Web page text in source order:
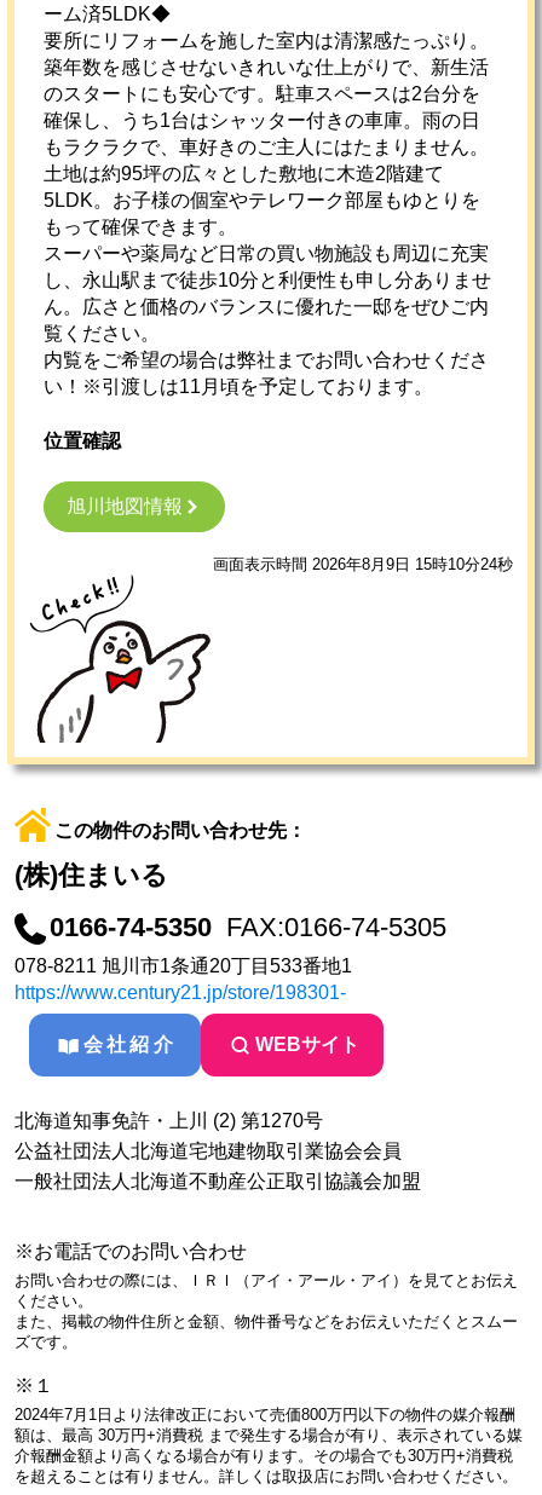
ーム済5LDK◆
要所にリフォームを施した室内は清潔感たっぷり。
築年数を感じさせないきれいな仕上がりで、新生活
のスタートにも安心です。駐車スペースは2台分を
確保し、うち1台はシャッター付きの車庫。雨の日
もラクラクで、車好きのご主人にはたまりません。
土地は約95坪の広々とした敷地に木造2階建て
5LDK。お子様の個室やテレワーク部屋もゆとりを
もって確保できます。
スーパーや薬局など日常の買い物施設も周辺に充実
し、永山駅まで徒歩10分と利便性も申し分ありませ
ん。広さと価格のバランスに優れた一邸をぜひご内
覧ください。
内覧をご希望の場合は弊社までお問い合わせくださ
い！※引渡しは11月頃を予定しております。
位置確認
旭川地図情報
画面表示時間 2026年8月9日 15時10分24秒
この物件のお問い合わせ先：
(株)住まいる
0166-74-5350 FAX:0166-74-5305
078-8211 旭川市1条通20丁目533番地1
https://www.century21.jp/store/198301-
会社紹介 WEBサイト
北海道知事免許・上川 (2) 第1270号
公益社団法人北海道宅地建物取引業協会会員
一般社団法人北海道不動産公正取引協議会加盟
※お電話でのお問い合わせ
お問い合わせの際には、ＩＲＩ（アイ・アール・アイ）を見てとお伝え
ください。
また、掲載の物件住所と金額、物件番号などをお伝えいただくとスムー
ズです。
※１
2024年7月1日より法律改正において売価800万円以下の物件の媒介報酬
額は、最高 30万円+消費税 まで発生する場合が有り、表示されている媒
介報酬金額より高くなる場合が有ります。その場合でも30万円+消費税
を超えることは有りません。詳しくは取扱店にお問い合わせください。